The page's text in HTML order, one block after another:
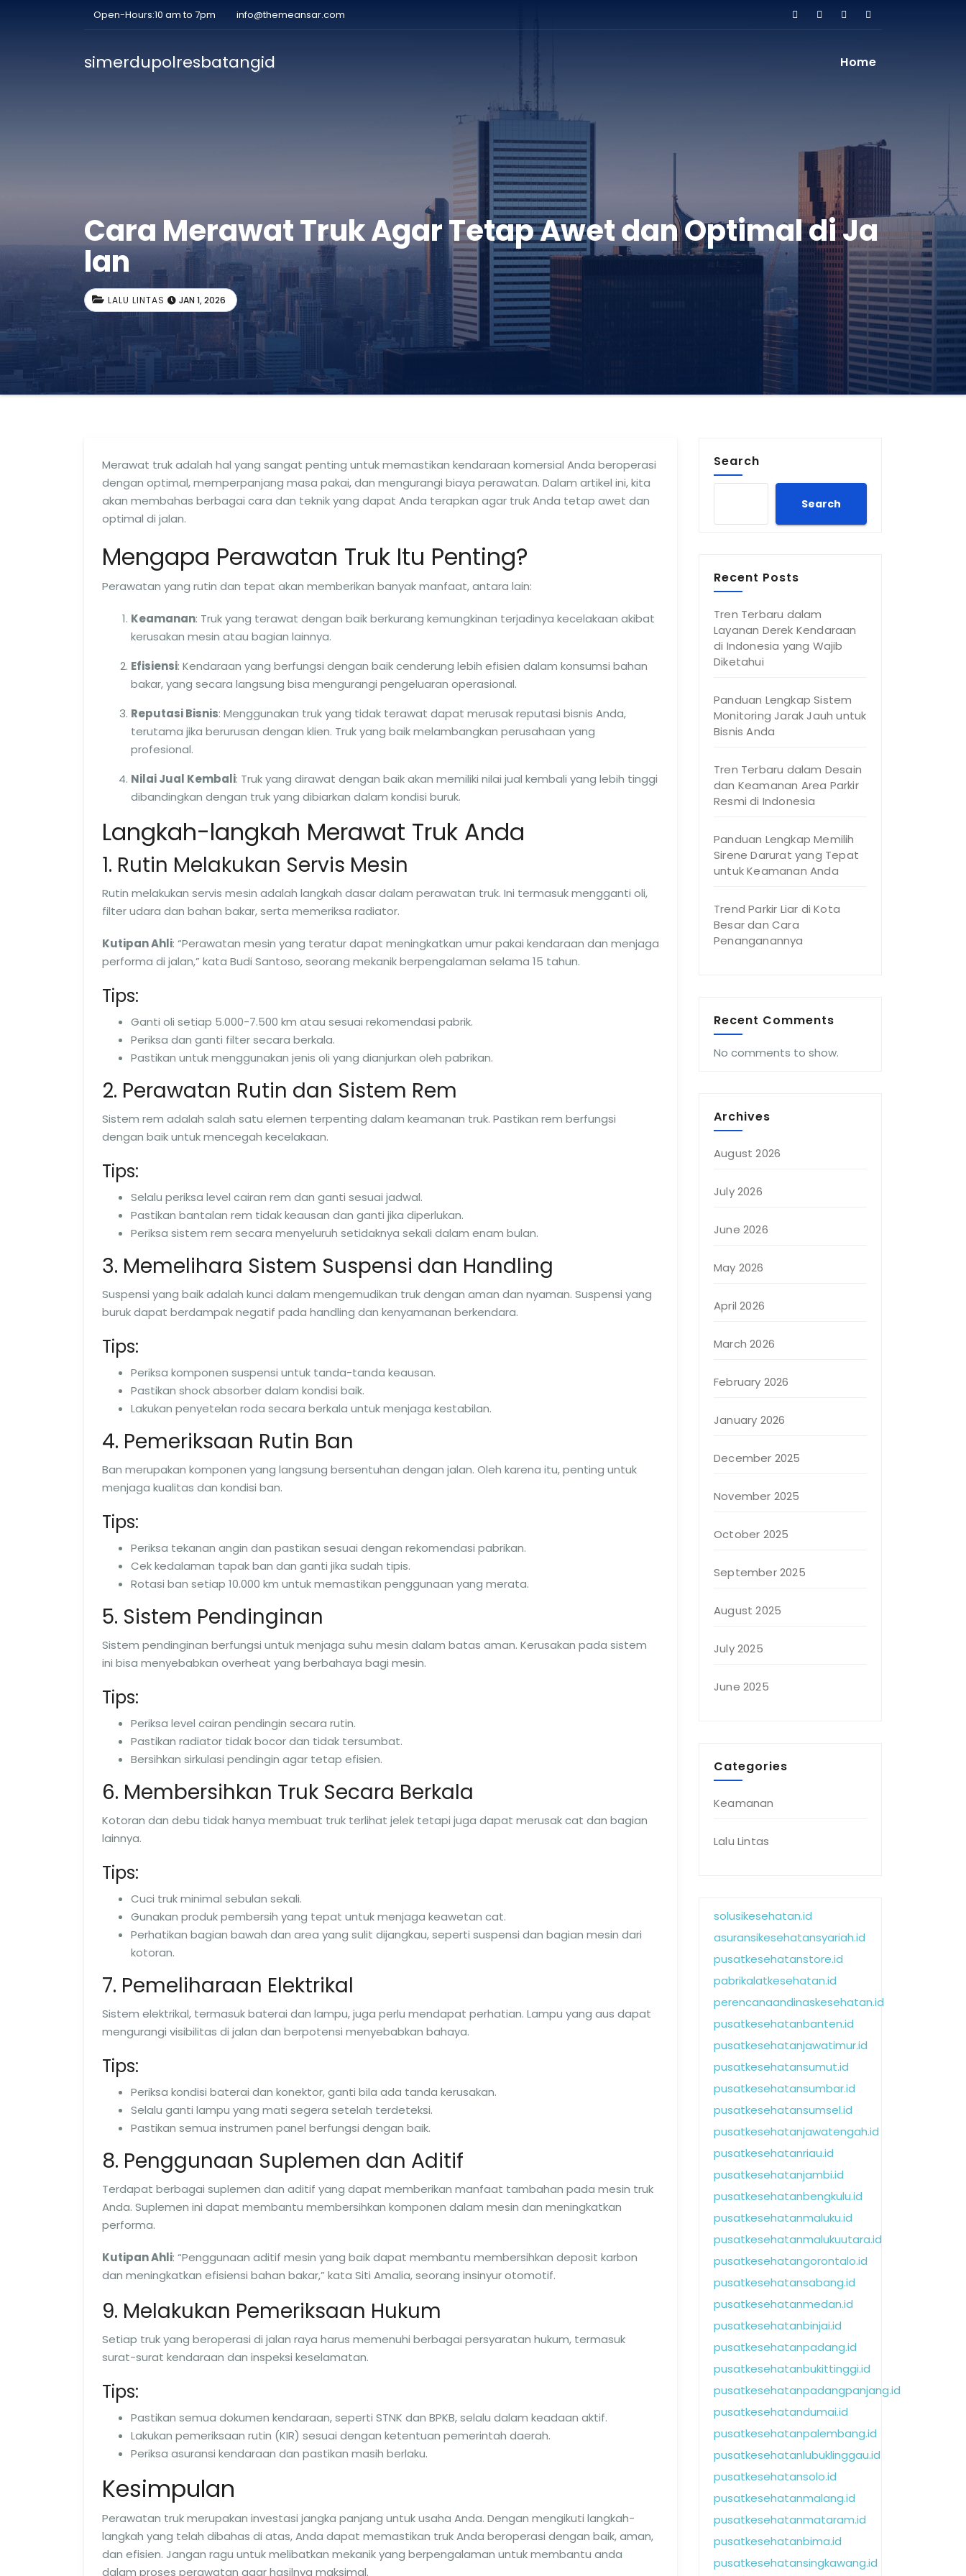
Open-Hours:10 am to 7pm info@themeansar.com
simerdupolresbatangid Home
Cara Merawat Truk Agar Tetap Awet dan Optimal di Ja
lan
LALU LINTAS JAN 1, 2026
Merawat truk adalah hal yang sangat penting untuk memastikan kendaraan komersial Anda beroperasi
dengan optimal, memperpanjang masa pakai, dan mengurangi biaya perawatan. Dalam artikel ini, kita
akan membahas berbagai cara dan teknik yang dapat Anda terapkan agar truk Anda tetap awet dan
optimal di jalan.
Mengapa Perawatan Truk Itu Penting?
Perawatan yang rutin dan tepat akan memberikan banyak manfaat, antara lain:
Keamanan: Truk yang terawat dengan baik berkurang kemungkinan terjadinya kecelakaan akibat
kerusakan mesin atau bagian lainnya.
Efisiensi: Kendaraan yang berfungsi dengan baik cenderung lebih efisien dalam konsumsi bahan
bakar, yang secara langsung bisa mengurangi pengeluaran operasional.
Reputasi Bisnis: Menggunakan truk yang tidak terawat dapat merusak reputasi bisnis Anda,
terutama jika berurusan dengan klien. Truk yang baik melambangkan perusahaan yang
profesional.
Nilai Jual Kembali: Truk yang dirawat dengan baik akan memiliki nilai jual kembali yang lebih tinggi
dibandingkan dengan truk yang dibiarkan dalam kondisi buruk.
Langkah-langkah Merawat Truk Anda
1. Rutin Melakukan Servis Mesin
Rutin melakukan servis mesin adalah langkah dasar dalam perawatan truk. Ini termasuk mengganti oli,
filter udara dan bahan bakar, serta memeriksa radiator.
Kutipan Ahli: “Perawatan mesin yang teratur dapat meningkatkan umur pakai kendaraan dan menjaga
performa di jalan,” kata Budi Santoso, seorang mekanik berpengalaman selama 15 tahun.
Tips:
Ganti oli setiap 5.000-7.500 km atau sesuai rekomendasi pabrik.
Periksa dan ganti filter secara berkala.
Pastikan untuk menggunakan jenis oli yang dianjurkan oleh pabrikan.
2. Perawatan Rutin dan Sistem Rem
Sistem rem adalah salah satu elemen terpenting dalam keamanan truk. Pastikan rem berfungsi
dengan baik untuk mencegah kecelakaan.
Tips:
Selalu periksa level cairan rem dan ganti sesuai jadwal.
Pastikan bantalan rem tidak keausan dan ganti jika diperlukan.
Periksa sistem rem secara menyeluruh setidaknya sekali dalam enam bulan.
3. Memelihara Sistem Suspensi dan Handling
Suspensi yang baik adalah kunci dalam mengemudikan truk dengan aman dan nyaman. Suspensi yang
buruk dapat berdampak negatif pada handling dan kenyamanan berkendara.
Tips:
Periksa komponen suspensi untuk tanda-tanda keausan.
Pastikan shock absorber dalam kondisi baik.
Lakukan penyetelan roda secara berkala untuk menjaga kestabilan.
4. Pemeriksaan Rutin Ban
Ban merupakan komponen yang langsung bersentuhan dengan jalan. Oleh karena itu, penting untuk
menjaga kualitas dan kondisi ban.
Tips:
Periksa tekanan angin dan pastikan sesuai dengan rekomendasi pabrikan.
Cek kedalaman tapak ban dan ganti jika sudah tipis.
Rotasi ban setiap 10.000 km untuk memastikan penggunaan yang merata.
5. Sistem Pendinginan
Sistem pendinginan berfungsi untuk menjaga suhu mesin dalam batas aman. Kerusakan pada sistem
ini bisa menyebabkan overheat yang berbahaya bagi mesin.
Tips:
Periksa level cairan pendingin secara rutin.
Pastikan radiator tidak bocor dan tidak tersumbat.
Bersihkan sirkulasi pendingin agar tetap efisien.
6. Membersihkan Truk Secara Berkala
Kotoran dan debu tidak hanya membuat truk terlihat jelek tetapi juga dapat merusak cat dan bagian
lainnya.
Tips:
Cuci truk minimal sebulan sekali.
Gunakan produk pembersih yang tepat untuk menjaga keawetan cat.
Perhatikan bagian bawah dan area yang sulit dijangkau, seperti suspensi dan bagian mesin dari
kotoran.
7. Pemeliharaan Elektrikal
Sistem elektrikal, termasuk baterai dan lampu, juga perlu mendapat perhatian. Lampu yang aus dapat
mengurangi visibilitas di jalan dan berpotensi menyebabkan bahaya.
Tips:
Periksa kondisi baterai dan konektor, ganti bila ada tanda kerusakan.
Selalu ganti lampu yang mati segera setelah terdeteksi.
Pastikan semua instrumen panel berfungsi dengan baik.
8. Penggunaan Suplemen dan Aditif
Terdapat berbagai suplemen dan aditif yang dapat memberikan manfaat tambahan pada mesin truk
Anda. Suplemen ini dapat membantu membersihkan komponen dalam mesin dan meningkatkan
performa.
Kutipan Ahli: “Penggunaan aditif mesin yang baik dapat membantu membersihkan deposit karbon
dan meningkatkan efisiensi bahan bakar,” kata Siti Amalia, seorang insinyur otomotif.
9. Melakukan Pemeriksaan Hukum
Setiap truk yang beroperasi di jalan raya harus memenuhi berbagai persyaratan hukum, termasuk
surat-surat kendaraan dan inspeksi keselamatan.
Tips:
Pastikan semua dokumen kendaraan, seperti STNK dan BPKB, selalu dalam keadaan aktif.
Lakukan pemeriksaan rutin (KIR) sesuai dengan ketentuan pemerintah daerah.
Periksa asuransi kendaraan dan pastikan masih berlaku.
Kesimpulan
Perawatan truk merupakan investasi jangka panjang untuk usaha Anda. Dengan mengikuti langkah-
langkah yang telah dibahas di atas, Anda dapat memastikan truk Anda beroperasi dengan baik, aman,
dan efisien. Jangan ragu untuk melibatkan mekanik yang berpengalaman untuk membantu anda
dalam proses perawatan agar hasilnya maksimal.
Search
Search
Recent Posts
Tren Terbaru dalam
Layanan Derek Kendaraan
di Indonesia yang Wajib
Diketahui
Panduan Lengkap Sistem
Monitoring Jarak Jauh untuk
Bisnis Anda
Tren Terbaru dalam Desain
dan Keamanan Area Parkir
Resmi di Indonesia
Panduan Lengkap Memilih
Sirene Darurat yang Tepat
untuk Keamanan Anda
Trend Parkir Liar di Kota
Besar dan Cara
Penanganannya
Recent Comments
No comments to show.
Archives
August 2026
July 2026
June 2026
May 2026
April 2026
March 2026
February 2026
January 2026
December 2025
November 2025
October 2025
September 2025
August 2025
July 2025
June 2025
Categories
Keamanan
Lalu Lintas
solusikesehatan.id
asuransikesehatansyariah.id
pusatkesehatanstore.id
pabrikalatkesehatan.id
perencanaandinaskesehatan.id
pusatkesehatanbanten.id
pusatkesehatanjawatimur.id
pusatkesehatansumut.id
pusatkesehatansumbar.id
pusatkesehatansumsel.id
pusatkesehatanjawatengah.id
pusatkesehatanriau.id
pusatkesehatanjambi.id
pusatkesehatanbengkulu.id
pusatkesehatanmaluku.id
pusatkesehatanmalukuutara.id
pusatkesehatangorontalo.id
pusatkesehatansabang.id
pusatkesehatanmedan.id
pusatkesehatanbinjai.id
pusatkesehatanpadang.id
pusatkesehatanbukittinggi.id
pusatkesehatanpadangpanjang.id
pusatkesehatandumai.id
pusatkesehatanpalembang.id
pusatkesehatanlubuklinggau.id
pusatkesehatansolo.id
pusatkesehatanmalang.id
pusatkesehatanmataram.id
pusatkesehatanbima.id
pusatkesehatansingkawang.id